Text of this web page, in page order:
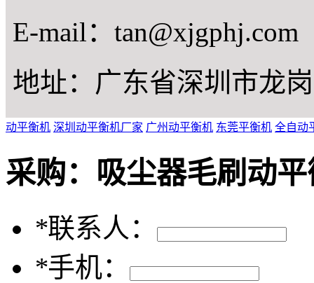
E-mail：tan@xjgphj.com
地址：广东省深圳市龙
动平衡机 深圳动平衡机厂家 广州动平衡机 东莞平衡机 全自动
采购： 吸尘器毛刷动
*联系人：
*手机：